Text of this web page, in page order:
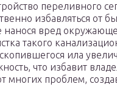
переливного
избавляться от
нанося вред
такого
ила
что избавит
многих проблем,